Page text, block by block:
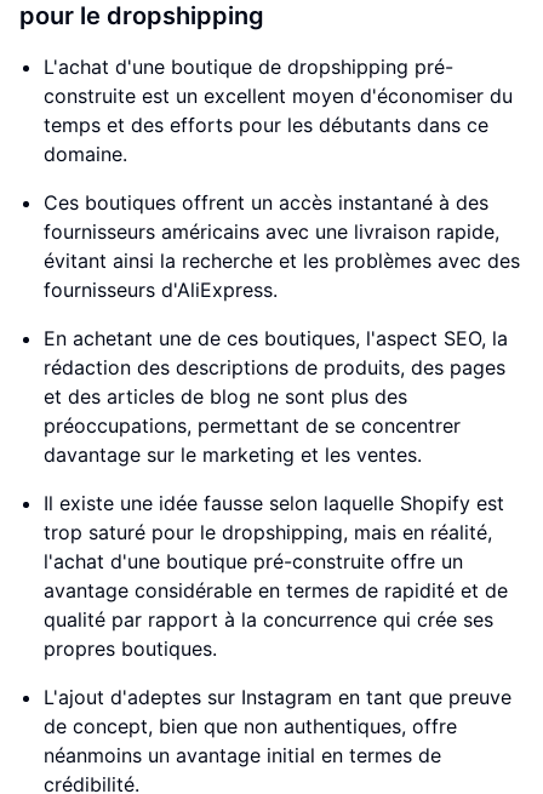
pour le dropshipping
L'achat d'une boutique de dropshipping pré-
construite est un excellent moyen d'économiser du
temps et des efforts pour les débutants dans ce
domaine.
Ces boutiques offrent un accès instantané à des
fournisseurs américains avec une livraison rapide,
évitant ainsi la recherche et les problèmes avec des
fournisseurs d'AliExpress.
En achetant une de ces boutiques, l'aspect SEO, la
rédaction des descriptions de produits, des pages
et des articles de blog ne sont plus des
préoccupations, permettant de se concentrer
davantage sur le marketing et les ventes.
Il existe une idée fausse selon laquelle Shopify est
trop saturé pour le dropshipping, mais en réalité,
l'achat d'une boutique pré-construite offre un
avantage considérable en termes de rapidité et de
qualité par rapport à la concurrence qui crée ses
propres boutiques.
L'ajout d'adeptes sur Instagram en tant que preuve
de concept, bien que non authentiques, offre
néanmoins un avantage initial en termes de
crédibilité.